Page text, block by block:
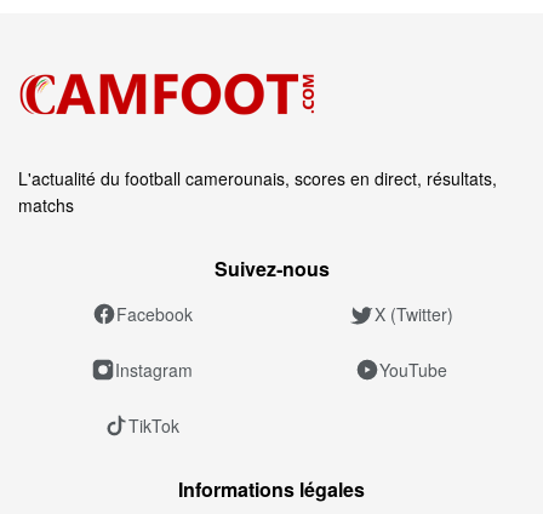
L'actualité du football camerounais, scores en direct, résultats,
matchs
Suivez‑nous
Facebook X (Twitter)
Instagram YouTube
TikTok
Informations légales